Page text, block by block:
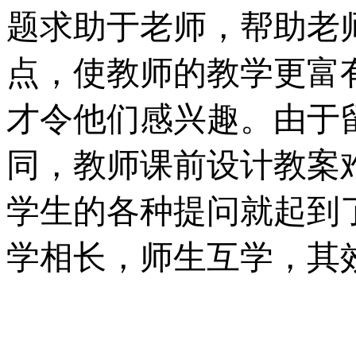
题求助于老师，帮助老
点，使教师的教学更
才令他们感兴趣。由于
同，教师课前设计教
学生的各种提问就起到
学相长，师生互学，其